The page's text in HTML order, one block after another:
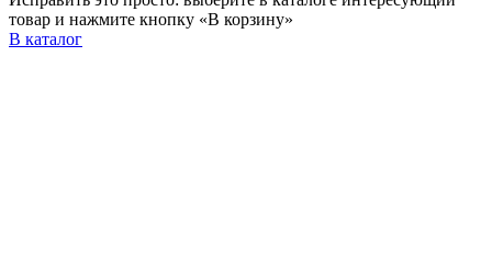
товар и нажмите кнопку «В корзину»
В каталог